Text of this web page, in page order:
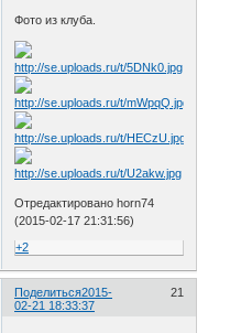
Фото из клуба.
Отредактировано horn74
(2015-02-17 21:31:56)
+2
Поделиться 21
2015-
02-21 18:33:37